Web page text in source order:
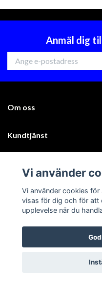
Anmäl dig
Om oss
Kundtjänst
Sociala medier
© 2026
Vi använder
Vi använder cookies
visas för dig och för att
upplevelse när du